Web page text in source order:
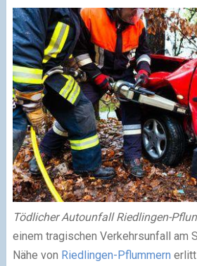
Tödlicher Autounfall Riedlingen-
einem tragischen Verkehrsunfall am
Nähe von Riedlingen-Pflummern